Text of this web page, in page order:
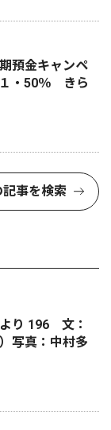
預金キャンペ
・50％ きら
事を検索
り 196 文：
写真：中村多